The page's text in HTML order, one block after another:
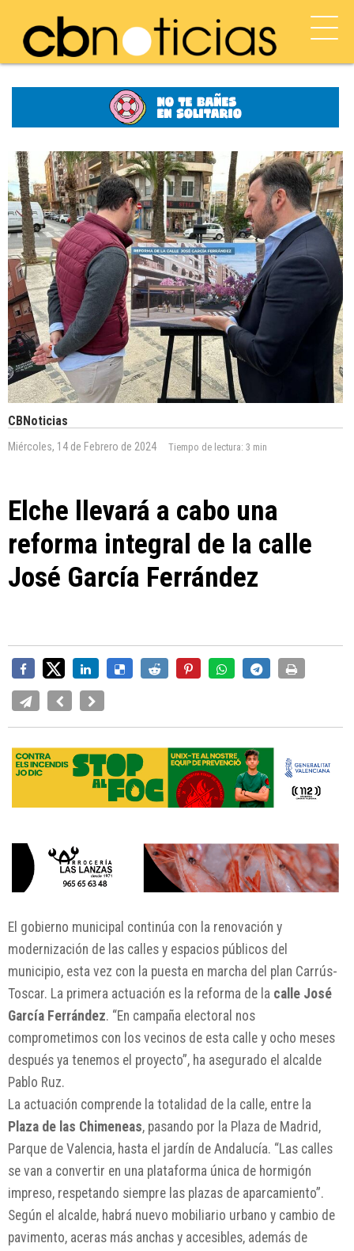
CBNoticias
Miércoles, 14 de Febrero de 2024 Tiempo de lectura: 3 min
Elche llevará a cabo una
reforma integral de la calle
José García Ferrández
El gobierno municipal continúa con la renovación y
modernización de las calles y espacios públicos del
municipio, esta vez con la puesta en marcha del plan Carrús-
Toscar. La primera actuación es la reforma de la calle José
García Ferrández. “En campaña electoral nos
comprometimos con los vecinos de esta calle y ocho meses
después ya tenemos el proyecto”, ha asegurado el alcalde
Pablo Ruz.
La actuación comprende la totalidad de la calle, entre la
Plaza de las Chimeneas, pasando por la Plaza de Madrid,
Parque de Valencia, hasta el jardín de Andalucía. “Las calles
se van a convertir en una plataforma única de hormigón
impreso, respetando siempre las plazas de aparcamiento”.
Según el alcalde, habrá nuevo mobiliario urbano y cambio de
pavimento, aceras más anchas y accesibles, además de